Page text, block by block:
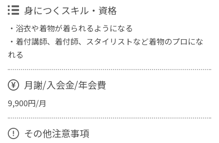
身につくスキル・資格
・浴衣や着物が着られるようになる
・着付講師、着付師、スタイリストなど着物のプロにな
れる
月謝/入会金/年会費
9,900円/月
その他注意事項